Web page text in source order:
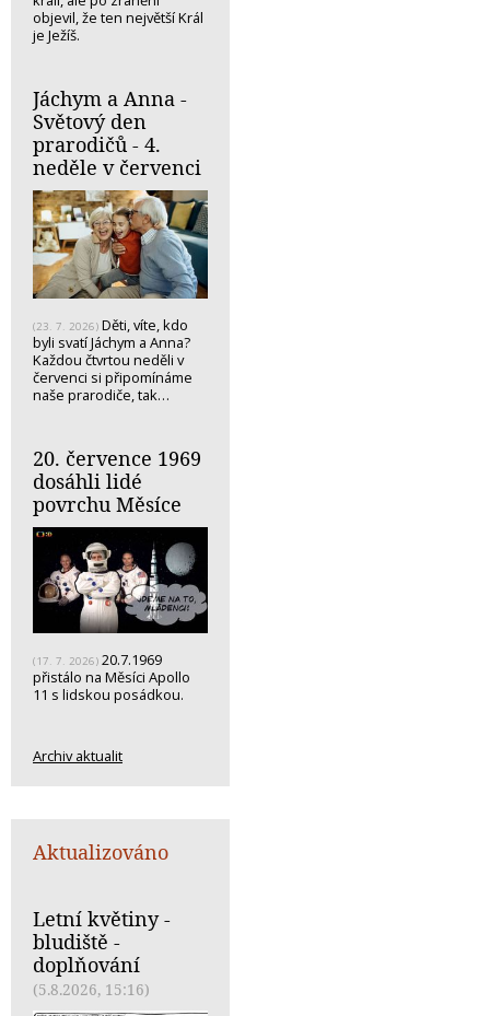
objevil, že ten největší Král
je Ježíš.
Jáchym a Anna -
Světový den
prarodičů - 4.
neděle v červenci
(23. 7. 2026) Děti, víte, kdo
byli svatí Jáchym a Anna?
Každou čtvrtou neděli v
červenci si připomínáme
naše prarodiče, tak…
20. července 1969
dosáhli lidé
povrchu Měsíce
(17. 7. 2026) 20.7.1969
přistálo na Měsíci Apollo
11 s lidskou posádkou.
Archiv aktualit
Aktualizováno
Letní květiny -
bludiště -
doplňování
(5.8.2026, 15:16)